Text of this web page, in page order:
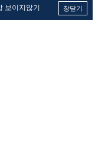
보이지않기 창닫기